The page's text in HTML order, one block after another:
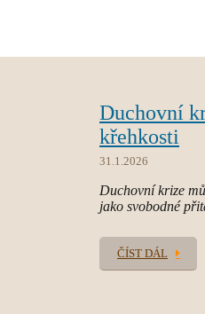
Duchovní
křehkosti
31.1.2026
Duchovní krize
jako svobodné
ČÍST DÁL